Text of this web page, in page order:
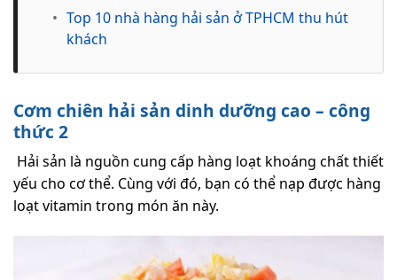
• Top 10 nhà hàng hải sản ở TPHCM thu hút
khách
Cơm chiên hải sản dinh dưỡng cao – công
thức 2
Hải sản là nguồn cung cấp hàng loạt khoáng chất thiết
yếu cho cơ thể. Cùng với đó, bạn có thể nạp được hàng
loạt vitamin trong món ăn này.